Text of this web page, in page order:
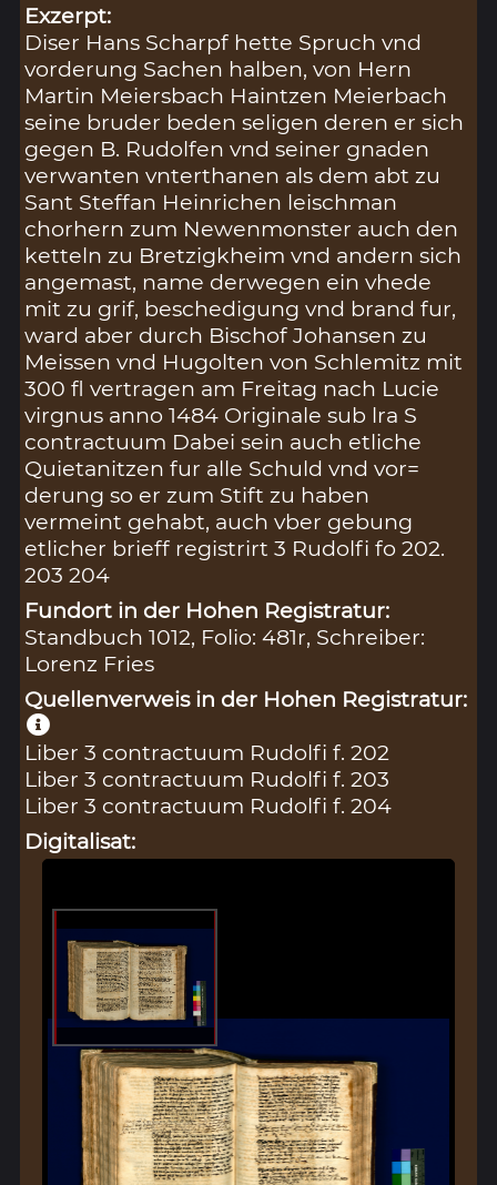
Exzerpt:
Diser Hans Scharpf hette Spruch vnd
vorderung Sachen halben, von Hern
Martin Meiersbach Haintzen Meierbach
seine bruder beden seligen deren er sich
gegen B. Rudolfen vnd seiner gnaden
verwanten vnterthanen als dem abt zu
Sant Steffan Heinrichen leischman
chorhern zum Newenmonster auch den
ketteln zu Bretzigkheim vnd andern sich
angemast, name derwegen ein vhede
mit zu grif, beschedigung vnd brand fur,
ward aber durch Bischof Johansen zu
Meissen vnd Hugolten von Schlemitz mit
300 fl vertragen am Freitag nach Lucie
virgnus anno 1484 Originale sub lra S
contractuum Dabei sein auch etliche
Quietanitzen fur alle Schuld vnd vor=
derung so er zum Stift zu haben
vermeint gehabt, auch vber gebung
etlicher brieff registrirt 3 Rudolfi fo 202.
203 204
Fundort in der Hohen Registratur:
Standbuch 1012, Folio: 481r, Schreiber:
Lorenz Fries
Quellenverweis in der Hohen Registratur:
Liber 3 contractuum Rudolfi f. 202
Liber 3 contractuum Rudolfi f. 203
Liber 3 contractuum Rudolfi f. 204
Digitalisat: